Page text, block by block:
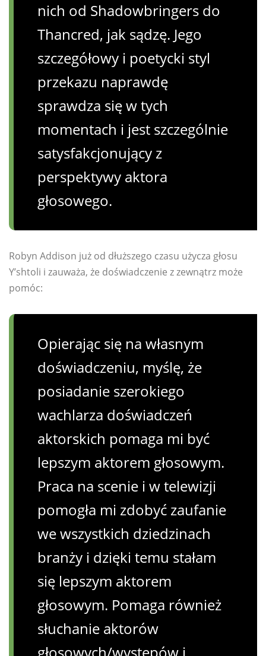
nich od Shadowbringers do
Thancred, jak sądzę. Jego
szczegółowy i poetycki styl
przekazu naprawdę
sprawdza się w tych
momentach i jest szczególnie
satysfakcjonujący z
perspektywy aktora
głosowego.
Robyn Addison już od dłuższego czasu użycza głosu
Y’shtoli i zauważa, że ​​doświadczenie z zewnątrz może
pomóc:
Opierając się na własnym
doświadczeniu, myślę, że
posiadanie szerokiego
wachlarza doświadczeń
aktorskich pomaga mi być
lepszym aktorem głosowym.
Praca na scenie i w telewizji
pomogła mi zdobyć zaufanie
we wszystkich dziedzinach
branży i dzięki temu stałam
się lepszym aktorem
głosowym. Pomaga również
słuchanie aktorów